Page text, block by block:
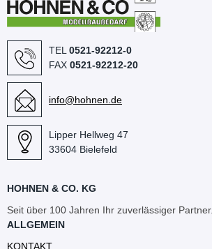
TEL 0521-92212-0
FAX 0521-92212-20
info@hohnen.de
Lipper Hellweg 47
33604 Bielefeld
HOHNEN & CO. KG
Seit über 100 Jahren Ihr zuverlässiger Partner.
ALLGEMEIN
KONTAKT